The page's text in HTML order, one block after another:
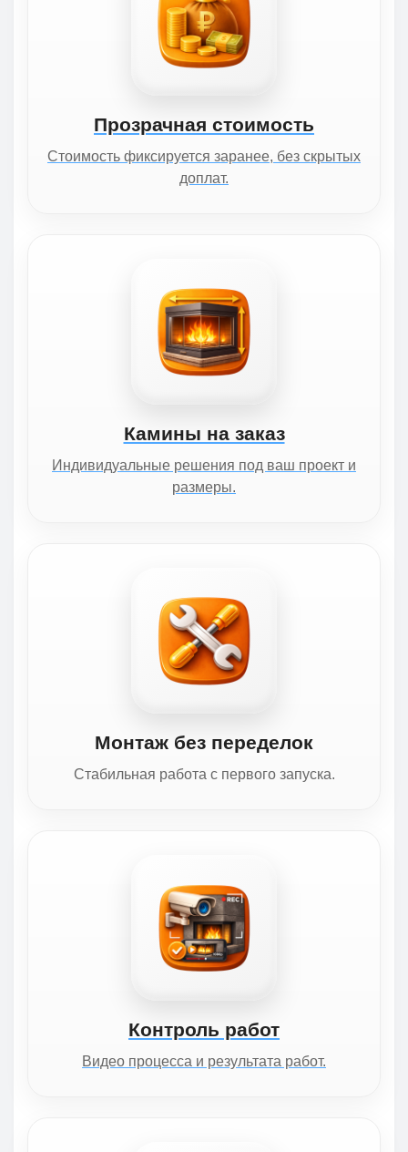
Прозрачная стоимость
Стоимость фиксируется заранее, без скрытых
доплат.
Камины на заказ
Индивидуальные решения под ваш проект и
размеры.
Монтаж без переделок
Стабильная работа с первого запуска.
Контроль работ
Видео процесса и результата работ.